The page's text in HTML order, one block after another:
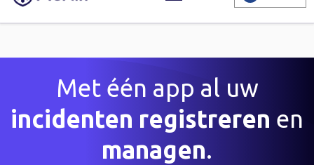
Met één app al uw
incidenten registreren en
managen.